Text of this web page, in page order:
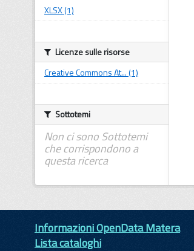
XLSX (1)
Licenze sulle risorse
Creative Commons At... (1)
Sottotemi
Non ci sono Sottotemi
che corrispondono a
questa ricerca
Informazioni OpenData Matera
Lista cataloghi